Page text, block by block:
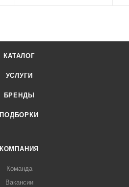
КАТАЛОГ
УСЛУГИ
БРЕНДЫ
ПОДБОРКИ
КОМПАНИЯ
Команда
Вакансии